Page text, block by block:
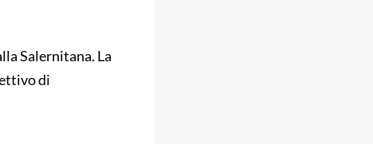
Salernitana. La
di